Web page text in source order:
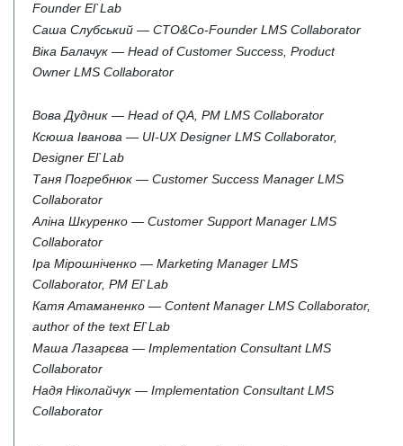
Founder El`Lab
Саша Слубський — CTO&Co-Founder LMS Collaborator
Віка Балачук — Head of Customer Success, Product
Owner LMS Collaborator
Вова Дудник — Head of QA, PM LMS Collaborator
Ксюша Іванова — UI-UX Designer LMS Collaborator,
Designer El`Lab
Таня Погребнюк — Customer Success Manager LMS
Collaborator
Аліна Шкуренко — Customer Support Manager LMS
Collaborator
Іра Мірошніченко — Marketing Manager LMS
Collaborator, PM El`Lab
Катя Атаманенко — Content Manager LMS Collaborator,
author of the text El`Lab
Маша Лазарєва — Implementation Consultant LMS
Collaborator
Надя Ніколайчук — Implementation Consultant LMS
Collaborator